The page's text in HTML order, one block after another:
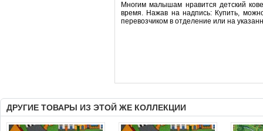
Многим малышам нравится детский
время. Нажав на надпись: Купить,
перевозчиком в отделение или на
ДРУГИЕ ТОВАРЫ ИЗ ЭТОЙ ЖЕ КОЛЛЕКЦИИ